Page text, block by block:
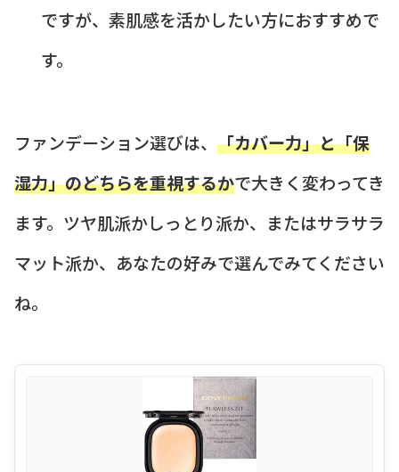
ですが、素肌感を活かしたい方におすすめで
す。
ファンデーション選びは、 「カバー力」と「保
湿力」のどちらを重視するかで大きく変わってき
ます。ツヤ肌派かしっとり派か、またはサラサラ
マット派か、あなたの好みで選んでみてください
ね。